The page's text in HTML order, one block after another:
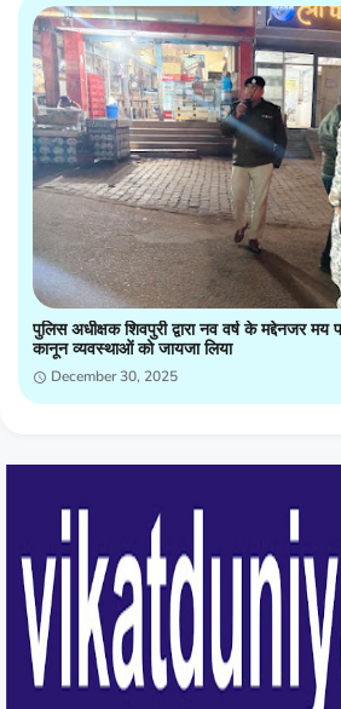
पुलिस अधीक्षक शिवपुरी द्वारा नव वर्ष के मद्देनजर
कानून व्यवस्थाओं को जायजा लिया
December 30, 2025